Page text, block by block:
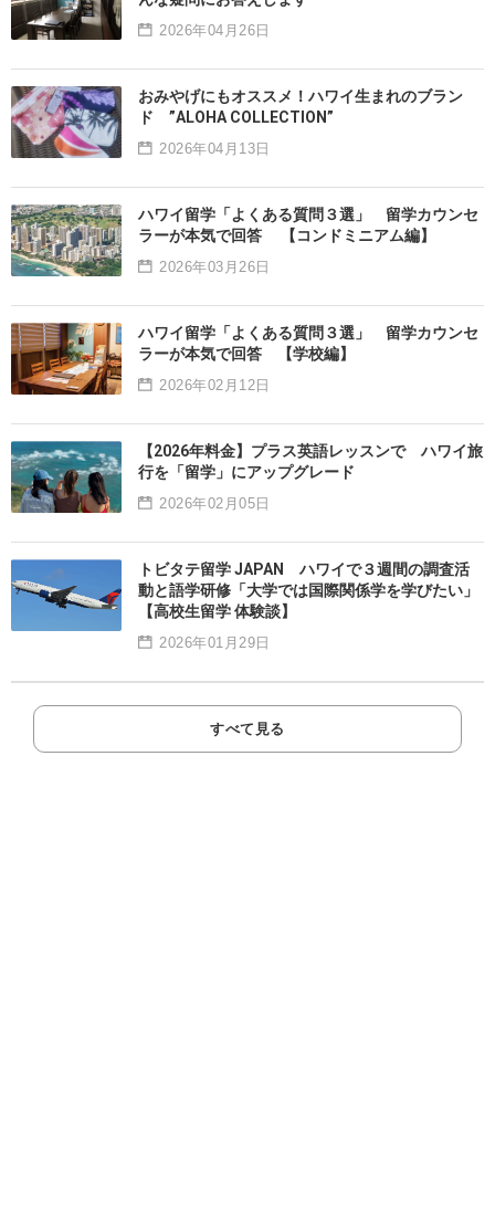
2026年04月26日
おみやげにもオススメ！ハワイ生まれのブラン
ド ”ALOHA COLLECTION”
2026年04月13日
ハワイ留学「よくある質問３選」 留学カウンセ
ラーが本気で回答 【コンドミニアム編】
2026年03月26日
ハワイ留学「よくある質問３選」 留学カウンセ
ラーが本気で回答 【学校編】
2026年02月12日
【2026年料金】プラス英語レッスンで ハワイ旅
行を「留学」にアップグレード
2026年02月05日
トビタテ留学 JAPAN ハワイで３週間の調査活
動と語学研修「大学では国際関係学を学びたい」
【高校生留学 体験談】
2026年01月29日
すべて見る